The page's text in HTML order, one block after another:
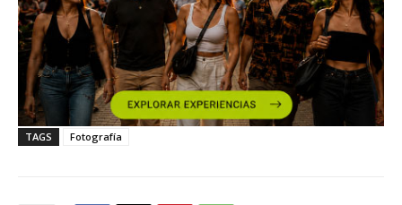
TAGS Fotografía